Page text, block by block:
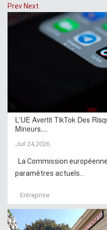
Prev Next
L'UE Avertit TikTok Des
Mineurs…
Juil 24,2026
La Commission
paramètres actuels...
Entreprise